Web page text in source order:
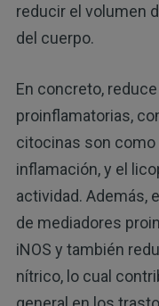
reducir el volumen
del cuerpo.
En concreto,
proinflamatorias,
citocinas son
inflamación, y el
actividad. Además,
de mediadores
iNOS y también
nítrico, lo cual